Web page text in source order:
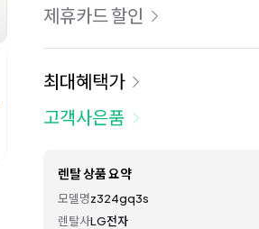
제휴카드 할인
최대혜택가
고객사은품
렌탈 상품 요약
모델명z324gq3s
렌탈사LG전자